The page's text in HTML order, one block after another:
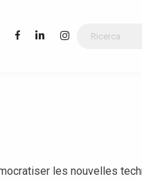
les nouvelles